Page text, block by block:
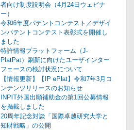
者向け制度説明会（4月24日ウェビナ
ー）
令和6年度パテントコンテスト／デザイ
ンパテントコンテスト表彰式を開催し
ました
特許情報プラットフォーム（J-
PlatPat）刷新に向けたユーザインター
フェースの検討状況について
【情報更新】【IP ePlat】令和7年3月コ
ンテンツリリースのお知らせ
INPIT外国出願補助金の第1回公募情報
を掲載しました
20周年記念対談「国際卓越研究大学と
知財戦略」の公開